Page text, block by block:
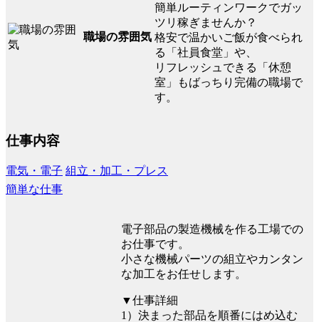
職場の雰囲気
簡単ルーティンワークでガッ
ツリ稼ぎませんか？
格安で温かいご飯が食べられ
る「社員食堂」や、
リフレッシュできる「休憩
室」もばっちり完備の職場で
す。
仕事内容
電気・電子 組立・加工・プレス
簡単な仕事
電子部品の製造機械を作る工場での
お仕事です。
小さな機械パーツの組立やカンタン
な加工をお任せします。
▼仕事詳細
1）決まった部品を順番にはめ込む